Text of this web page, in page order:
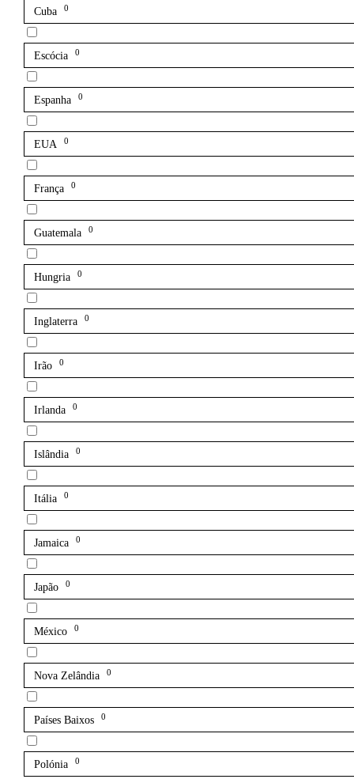
Cuba 0
Escócia 0
Espanha 0
EUA 0
França 0
Guatemala 0
Hungria 0
Inglaterra 0
Irão 0
Irlanda 0
Islândia 0
Itália 0
Jamaica 0
Japão 0
México 0
Nova Zelândia 0
Países Baixos 0
Polónia 0